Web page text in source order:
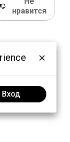
нравится
Вход